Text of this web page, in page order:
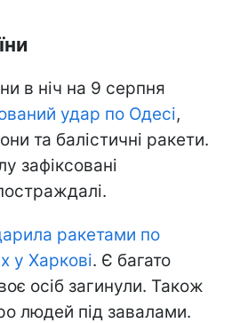
в ніч на 9 серпня
удар по Одесі,
та балістичні ракети.
зафіксовані
ракетами по
у Харкові. Є багато
осіб загинули. Також
людей під завалами.